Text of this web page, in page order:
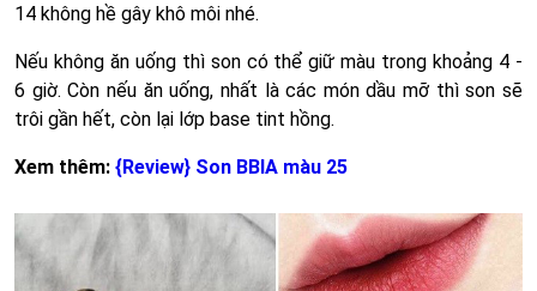
14 không hề gây khô môi nhé.
Nếu không ăn uống thì son có thể giữ màu trong khoảng 4 -
6 giờ. Còn nếu ăn uống, nhất là các món dầu mỡ thì son sẽ
trôi gần hết, còn lại lớp base tint hồng.
Xem thêm: {Review} Son BBIA màu 25